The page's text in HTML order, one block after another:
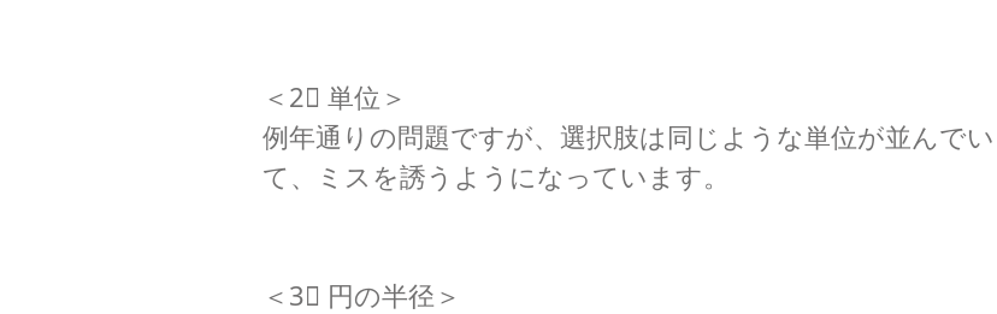
＜2⃣ 単位＞
例年通りの問題ですが、選択肢は同じような単位が並んでい
て、ミスを誘うようになっています。
＜3⃣ 円の半径＞